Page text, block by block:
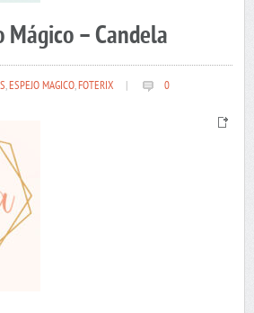
Mágico – Candela
,ESPEJO MAGICO,FOTERIX 0